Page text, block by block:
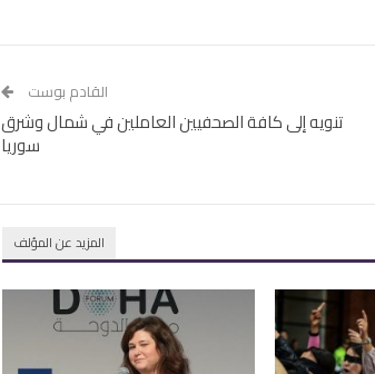
القادم بوست
تنويه إلى كافة الصحفيين العاملين في شمال وشرق
سوريا
المزيد عن المؤلف